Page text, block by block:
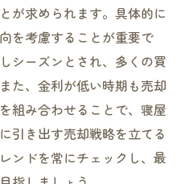
るテクニック
利に進める方法
却する際の重要なステッ
重要事項
流れ
確認ポイント
が求められます。具体的に
を考慮することが重要で
シーズンとされ、多くの買
た、金利が低い時期も売却
組み合わせることで、寝屋
引き出す売却戦略を立てる
ンドを常にチェックし、最